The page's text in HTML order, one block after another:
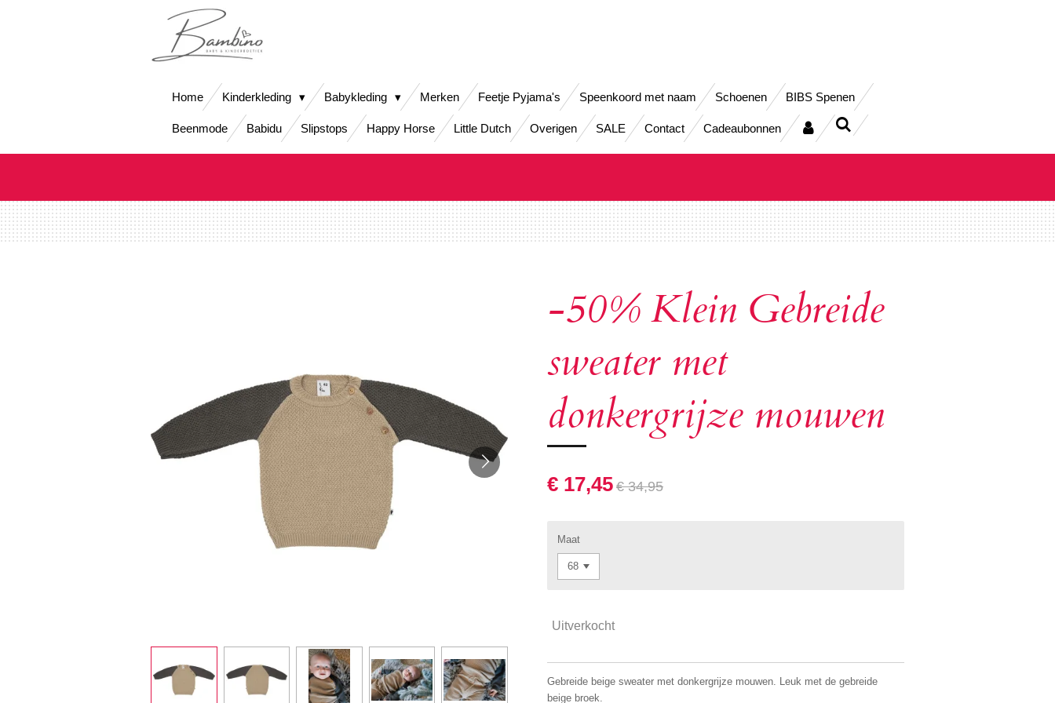
Home Kinderkleding Babykleding Merken Feetje Pyjama's Speenkoord met naam Schoenen BIBS Spenen
Beenmode Babidu Slipstops Happy Horse Little Dutch Overigen SALE Contact Cadeaubonnen
-50% Klein Gebreide
sweater met
donkergrijze mouwen
€ 17,45€ 34,95
Maat
Uitverkocht
Gebreide beige sweater met donkergrijze mouwen. Leuk met de gebreide
beige broek.